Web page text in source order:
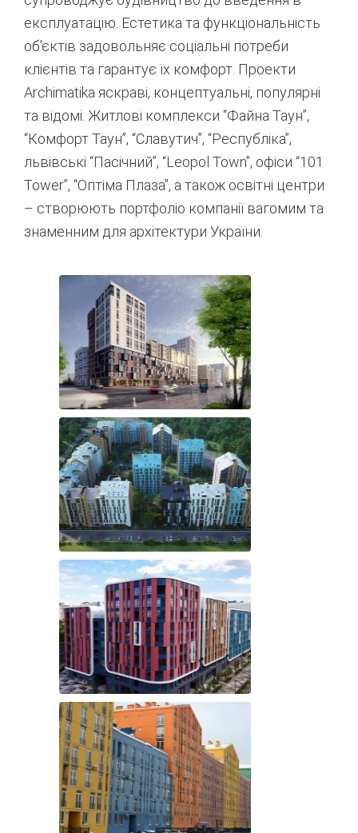
експлуатацію. Естетика та функціональність
об’єктів задовольняє соціальні потреби
клієнтів та гарантує їх комфорт. Проекти
Archimatika яскраві, концептуальні, популярні
та відомі. Житлові комплекси “Файна Таун”,
“Комфорт Таун”, “Славутич”, “Республіка”,
львівські “Пасічний”, “Leopol Town”, офіси “101
Tower”, “Оптіма Плаза”, а також освітні центри
– створюють портфоліо компанії вагомим та
знаменним для архітектури України.